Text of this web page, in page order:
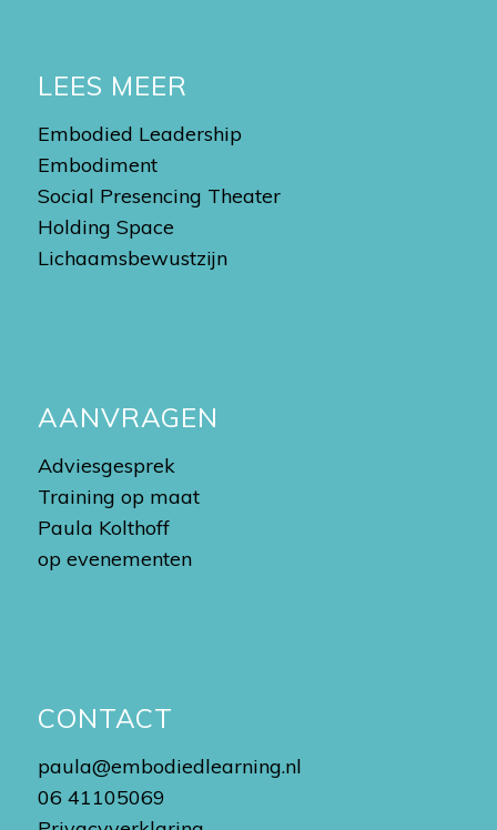
LEES MEER
Embodied Leadership
Embodiment
Social Presencing Theater
Holding Space
Lichaamsbewustzijn
AANVRAGEN
Adviesgesprek
Training op maat
Paula Kolthoff
op evenementen
CONTACT
paula@embodiedlearning.nl
06 41105069